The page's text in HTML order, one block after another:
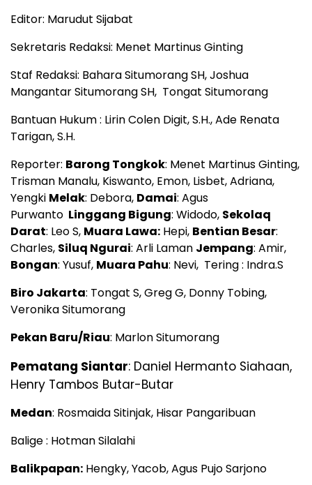
Editor: Marudut Sijabat
Sekretaris Redaksi: Menet Martinus Ginting
Staf Redaksi: Bahara Situmorang SH, Joshua
Mangantar Situmorang SH, Tongat Situmorang
Bantuan Hukum : Lirin Colen Digit, S.H., Ade Renata
Tarigan, S.H.
Reporter: Barong Tongkok: Menet Martinus Ginting,
Trisman Manalu, Kiswanto, Emon, Lisbet, Adriana,
Yengki Melak: Debora, Damai: Agus
Purwanto Linggang Bigung: Widodo, Sekolaq
Darat: Leo S, Muara Lawa: Hepi, Bentian Besar:
Charles, Siluq Ngurai: Arli Laman Jempang: Amir,
Bongan: Yusuf, Muara Pahu: Nevi, Tering : Indra.S
Biro Jakarta: Tongat S, Greg G, Donny Tobing,
Veronika Situmorang
Pekan Baru/Riau: Marlon Situmorang
Pematang Siantar: Daniel Hermanto Siahaan,
Henry Tambos Butar-Butar
Medan: Rosmaida Sitinjak, Hisar Pangaribuan
Balige : Hotman Silalahi
Balikpapan: Hengky, Yacob, Agus Pujo Sarjono